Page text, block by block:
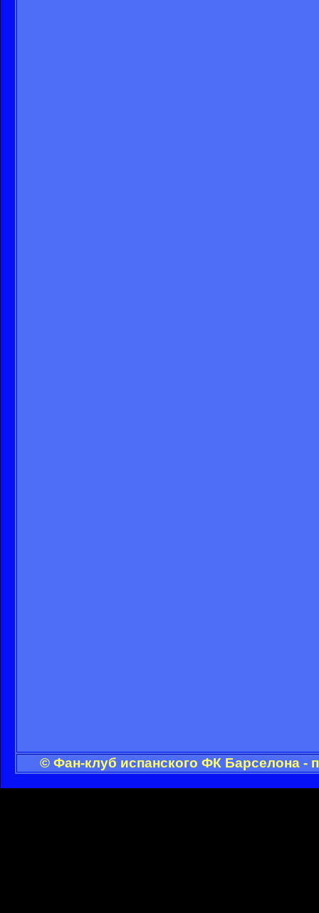
© Фан-клуб испанского ФК Барселона -